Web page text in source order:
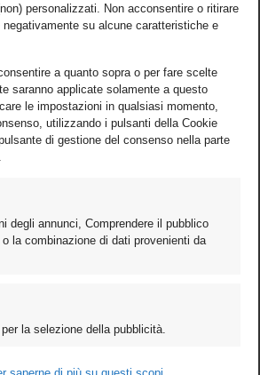
personalizzati. Non acconsentire o ritirare
su alcune caratteristiche e
a quanto sopra o per fare scelte
saranno applicate solamente a questo
le impostazioni in qualsiasi momento,
utilizzando i pulsanti della Cookie
di gestione del consenso nella parte
degli annunci, Comprendere il pubblico
la combinazione di dati provenienti da
la selezione della pubblicità.